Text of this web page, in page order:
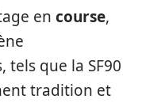
en course,
tels que la SF90
tradition et